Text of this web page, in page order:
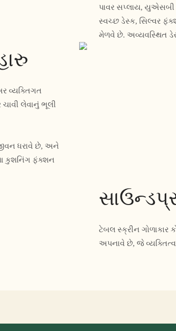
પાવર સપ્લાય, યુએસબી
સ્વચ્છ ડેસ્ક, સિલ્વર
મેળવે છે. અવ્યવસ્થિત
વ્યક્તિગત
લેવાનું ભૂલી
ધરાવે છે, અને
કુશનિંગ ફંક્શન
ટેબલ સ્ક્રીન ગોળાકાર
અપનાવે છે, જે